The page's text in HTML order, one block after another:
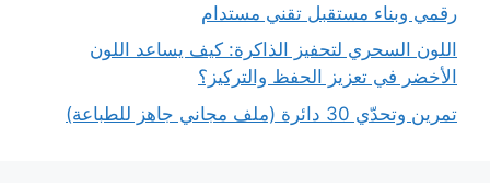
رقمي وبناء مستقبل تقني مستدام
اللون السحري لتحفيز الذاكرة: كيف يساعد اللون
الأخضر في تعزيز الحفظ والتركيز؟
تمرين وتحدّي 30 دائرة (ملف مجاني جاهز للطباعة)